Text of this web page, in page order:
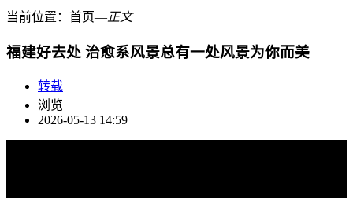
当前位置： 首页―正文
福建好去处 治愈系风景总有一处风景为你而美
转载
浏览
2026-05-13 14:59